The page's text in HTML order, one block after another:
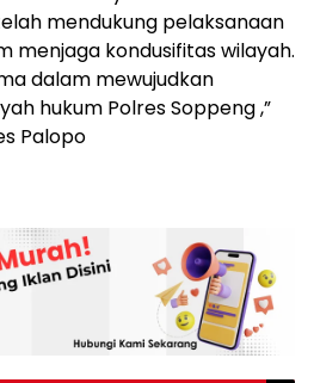
mendukung pelaksanaan
menjaga kondusifitas wilayah.
dalam mewujudkan
hukum Polres Soppeng ,”
Palopo